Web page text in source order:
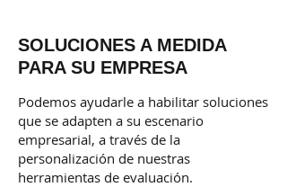
SOLUCIONES A MEDIDA
PARA SU EMPRESA
Podemos ayudarle a habilitar soluciones
que se adapten a su escenario
empresarial, a través de la
personalización de nuestras
herramientas de evaluación.